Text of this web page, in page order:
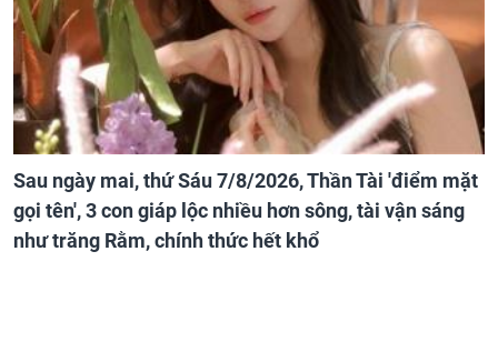
Sau ngày mai, thứ Sáu 7/8/2026, Thần Tài 'điểm mặt
gọi tên', 3 con giáp lộc nhiều hơn sông, tài vận sáng
như trăng Rằm, chính thức hết khổ